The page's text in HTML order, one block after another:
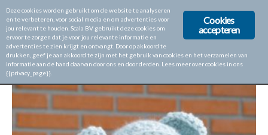
Home Tags Scoodie
TAG: SCOODIE
Cookies
accepteren
Deze cookies worden gebruikt om de website te analyseren
en te verbeteren, voor social media en om advertenties voor
jou relevant te houden. Scala BV gebruikt deze cookies om
ervoor te zorgen dat je voor jou relevante informatie en
advertenties te zien krijgt en ontvangt. Door op akkoord te
drukken, geef je aan akkoord te zijn met het gebruik van cookies en het verzamelen van
informatie aan de hand daarvan door ons en door derden. Lees meer over cookies in ons
{{privacy_page}}.